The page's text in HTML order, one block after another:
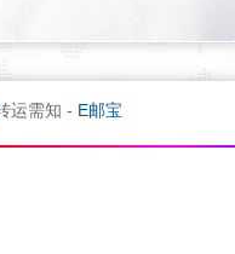
运需知 - E邮宝